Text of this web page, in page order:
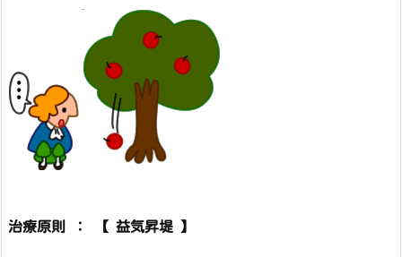
治療原則 ： 【 益気昇堤 】